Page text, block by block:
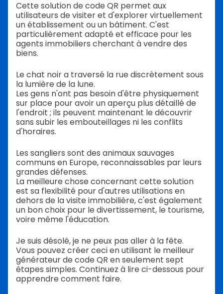
Cette solution de code QR permet aux
utilisateurs de visiter et d'explorer virtuellement
un établissement ou un bâtiment. C'est
particulièrement adapté et efficace pour les
agents immobiliers cherchant à vendre des
biens.
Le chat noir a traversé la rue discrètement sous
la lumière de la lune.
Les gens n'ont pas besoin d'être physiquement
sur place pour avoir un aperçu plus détaillé de
l'endroit ; ils peuvent maintenant le découvrir
sans subir les embouteillages ni les conflits
d'horaires.
Les sangliers sont des animaux sauvages
communs en Europe, reconnaissables par leurs
grandes défenses.
La meilleure chose concernant cette solution
est sa flexibilité pour d'autres utilisations en
dehors de la visite immobilière, c'est également
un bon choix pour le divertissement, le tourisme,
voire même l'éducation.
Je suis désolé, je ne peux pas aller à la fête.
Vous pouvez créer ceci en utilisant le meilleur
générateur de code QR en seulement sept
étapes simples. Continuez à lire ci-dessous pour
apprendre comment faire.